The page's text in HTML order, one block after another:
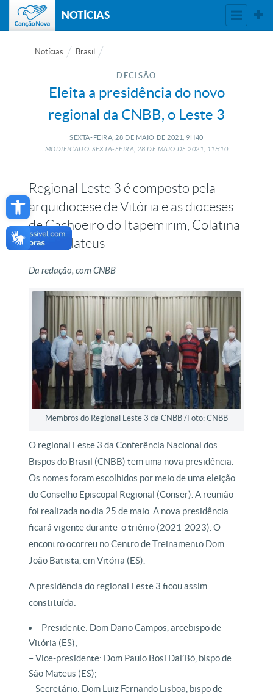
Open toolbar
NOTÍCIAS
Notícias Brasil
DECISÃO
Eleita a presidência do novo
regional da CNBB, o Leste 3
SEXTA-FEIRA, 28 DE MAIO DE 2021, 9H40
MODIFICADO: SEXTA-FEIRA, 28 DE MAIO DE2021, 11H10
Regional Leste 3 é composto pela
arquidiocese de Vitória e as dioceses
de Cachoeiro do Itapemirim, Colatina
e São Mateus
Da redação, com CNBB
Membros do Regional Leste 3 da CNBB /Foto: CNBB
O regional Leste 3 da Conferência Nacional dos
Bispos do Brasil (CNBB) tem uma nova presidência.
Os nomes foram escolhidos por meio de uma eleição
do Conselho Episcopal Regional (Conser). A reunião
foi realizada no dia 25 de maio. A nova presidência
ficará vigente durante o triênio (2021-2023). O
encontro ocorreu no Centro de Treinamento Dom
João Batista, em Vitória (ES).
A presidência do regional Leste 3 ficou assim
constituída:
Presidente: Dom Dario Campos, arcebispo de
Vitória (ES);
– Vice-presidente: Dom Paulo Bosi Dal’Bó, bispo de
São Mateus (ES);
– Secretário: Dom Luiz Fernando Lisboa, bispo de